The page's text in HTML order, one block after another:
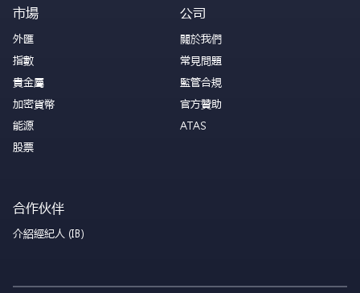
市場
外匯
指數
貴金屬
加密貨幣
能源
股票
公司
關於我們
常見問題
監管合規
官方贊助
ATAS
合作伙伴
介紹經紀人 (IB)